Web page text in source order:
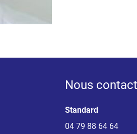
Nous
Standard
04 79 88 64 64